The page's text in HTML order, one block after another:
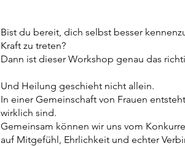
Bist du bereit, dich selbst besser
Kraft zu treten?
Dann ist dieser Workshop genau das
Und Heilung geschieht nicht allein.
In einer Gemeinschaft von Frauen
wirklich sind.
Gemeinsam können wir uns vom
auf Mitgefühl, Ehrlichkeit und echter